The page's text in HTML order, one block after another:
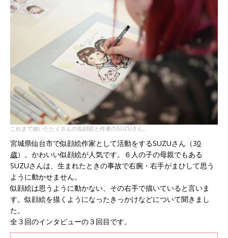
これまで描いたたくさんの似顔絵と作者のSUZUさん。
宮城県仙台市で似顔絵作家として活動をするSUZUさん（30
歳）。かわいい似顔絵が人気です。６人の子の母親でもある
SUZUさんは、生まれたときの事故で右腕・右手がまひして思う
ように動かせません。
似顔絵は思うように動かない、その右手で描いていると言いま
す。似顔絵を描くようになったきっかけなどについて聞きまし
た。
全３回のインタビューの３回目です。